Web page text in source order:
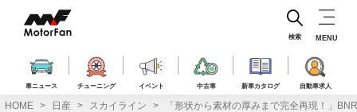
ス
車ニュース チューニング イベント 中古車 新車カタログ 自動車求人
検索 MENU
HOME 日産 スカイライン 「形状から素材の厚みまで完全再現！」